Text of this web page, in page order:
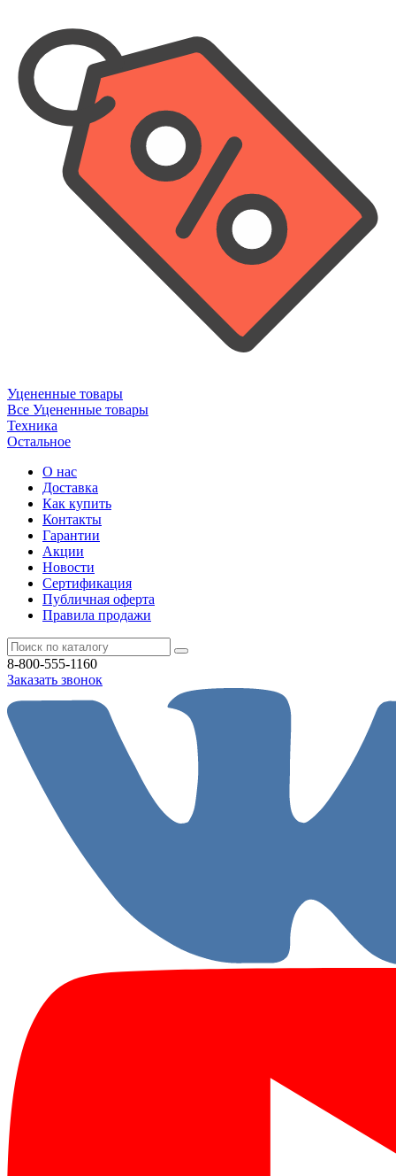
Уцененные товары
Все Уцененные товары
Техника
Остальное
О нас
Доставка
Как купить
Контакты
Гарантии
Акции
Новости
Cертификация
Публичная оферта
Правила продажи
8-800-555-1160
Заказать звонок